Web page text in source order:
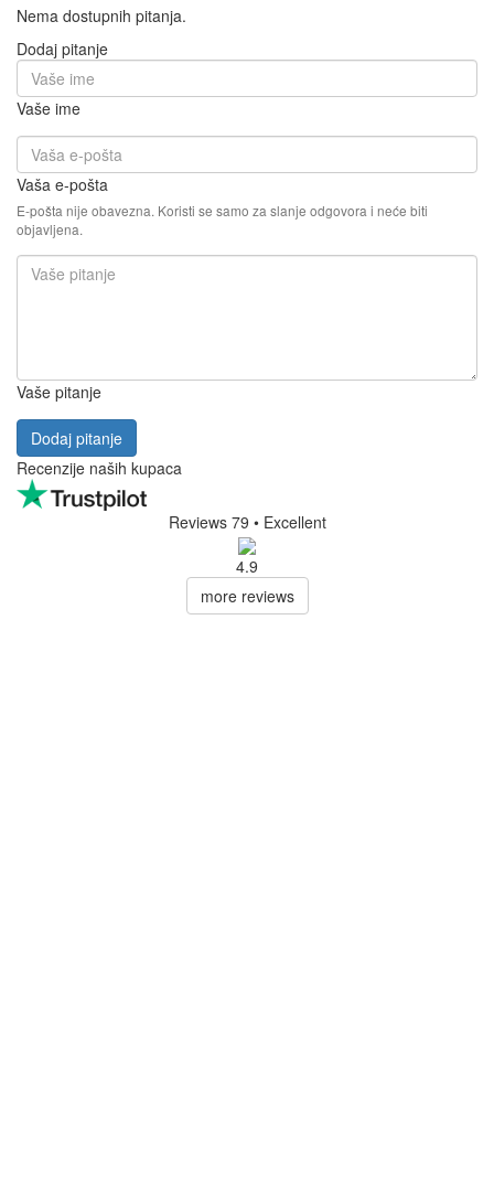
Nema dostupnih pitanja.
Dodaj pitanje
Vaše ime
Vaša e-pošta
E-pošta nije obavezna. Koristi se samo za slanje odgovora i neće biti
objavljena.
Vaše pitanje
Dodaj pitanje
Recenzije naših kupaca
Reviews 79 • Excellent
4.9
more reviews